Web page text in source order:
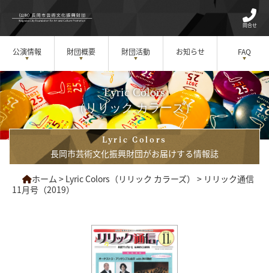
問合せ
公演情報 財団概要 財団活動 お知らせ FAQ
Lyric Colors
（リリック カラーズ）
Lyric Colors
長岡市芸術文化振興財団がお届けする情報誌
ホーム > Lyric Colors（リリック カラーズ） > リリック通信
11月号（2019）